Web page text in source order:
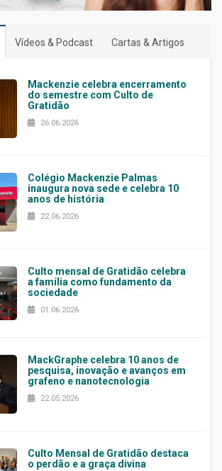
Vídeos & Podcast Cartas & Artigos
Mackenzie celebra encerramento
do semestre com Culto de
Gratidão
26.06.2026
Colégio Mackenzie Palmas
inaugura nova sede e celebra 10
anos de história
22.06.2026
Culto mensal de Gratidão celebra
a família como fundamento da
sociedade
01.06.2026
MackGraphe celebra 10 anos de
pesquisa, inovação e avanços em
grafeno e nanotecnologia
22.05.2026
Culto Mensal de Gratidão destaca
o perdão e a graça divina